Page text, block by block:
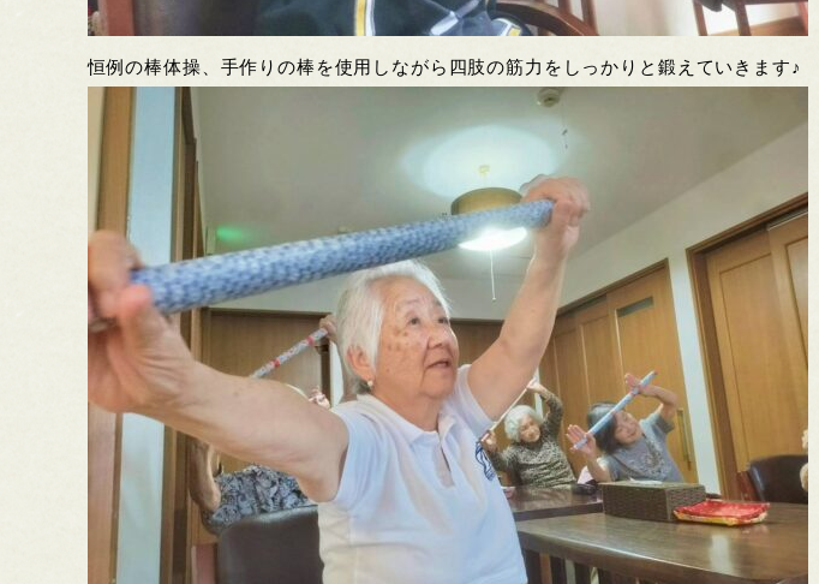
恒例の棒体操、手作りの棒を使用しながら四肢の筋力をしっかりと鍛えていきます♪